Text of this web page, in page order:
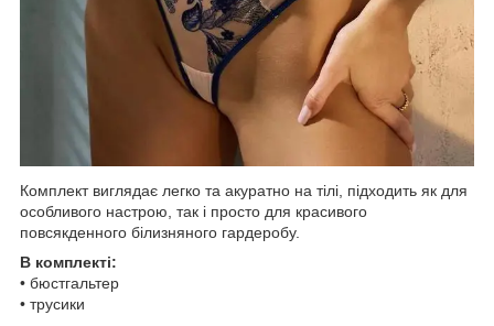
Комплект виглядає легко та акуратно на тілі, підходить як для
особливого настрою, так і просто для красивого
повсякденного білизняного гардеробу.
В комплекті:
• бюстгальтер
• трусики